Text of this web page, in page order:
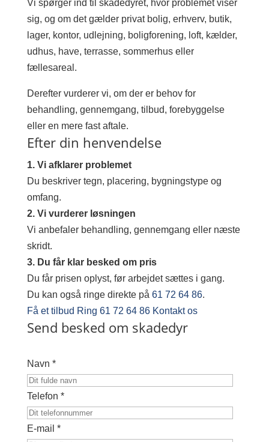
Vi spørger ind til skadedyret, hvor problemet viser
sig, og om det gælder privat bolig, erhverv, butik,
lager, kontor, udlejning, boligforening, loft, kælder,
udhus, have, terrasse, sommerhus eller
fællesareal.
Derefter vurderer vi, om der er behov for
behandling, gennemgang, tilbud, forebyggelse
eller en mere fast aftale.
Efter din henvendelse
1. Vi afklarer problemet
Du beskriver tegn, placering, bygningstype og
omfang.
2. Vi vurderer løsningen
Vi anbefaler behandling, gennemgang eller næste
skridt.
3. Du får klar besked om pris
Du får prisen oplyst, før arbejdet sættes i gang.
Du kan også ringe direkte på 61 72 64 86.
Få et tilbud Ring 61 72 64 86 Kontakt os
Send besked om skadedyr
Navn *
Telefon *
E-mail *